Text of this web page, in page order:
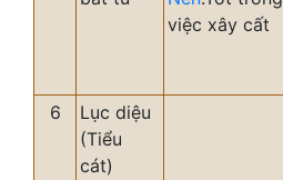
việc xây cất
6
Lục diệu
(Tiểu
cát)